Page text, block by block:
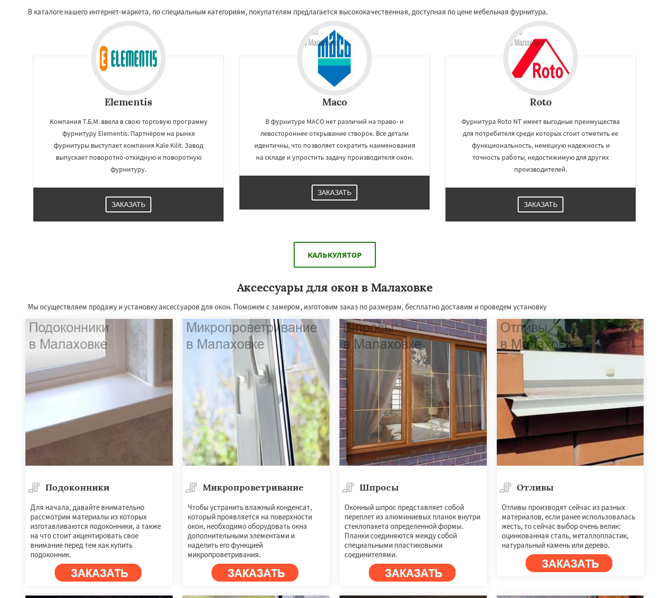
В каталоге нашего интернет-маркета, по специальным категориям, покупателям предлагается высококачественная, доступная по цене мебельная фурнитура.
Elementis
Компания Т.Б.М. ввела в свою торговую программу
фурнитуру Elementis. Партнёром на рынке
фурнитуры выступает компания Kale Kilit. Завод
выпускает поворотно-откидную и поворотную
фурнитуру.
ЗАКАЗАТЬ
Maco
В фурнитуре MACO нет различий на право- и
левостороннее открывание створок. Все детали
идентичны, что позволяет сократить наименования
на складе и упростить задачу производителя окон.
ЗАКАЗАТЬ
Roto
Фурнитура Roto NT имеет выгодные преимущества
для потребителя среди которых стоит отметить ее
функциональность, немецкую надежность и
точность работы, недостижимую для других
производителей.
ЗАКАЗАТЬ
КАЛЬКУЛЯТОР
Аксессуары для окон в Малаховке
Мы осуществляем продажу и установку аксессуаров для окон. Поможем с замером, изготовим заказ по размерам, бесплатно доставим и проведем установку
Подоконники
Для начала, давайте внимательно
рассмотрим материалы из которых
изготавливаются подоконники, а также
на что стоит акцентировать свое
внимание перед тем как купить
подоконник.
Микропроветривание
Чтобы устранить влажный конденсат,
который проявляется на поверхности
окон, необходимо оборудовать окна
дополнительными элементами и
наделить его функцией
микропроветривания.
Шпросы
Оконный шпрос представляет собой
переплет из алюминиевых планок внутри
стеклопакета определенной формы.
Планки соединяются между собой
специальными пластиковыми
соединителями.
Отливы
Отливы производят сейчас из разных
материалов, если ранее использовалась
жесть, то сейчас выбор очень велик:
оцинкованная сталь, металлопластик,
натуральный камень или дерево.